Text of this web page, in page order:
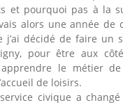
et pourquoi pas à la
alors une année de
j’ai décidé de faire un
pour être aux
le métier
de loisirs.
civique a changé